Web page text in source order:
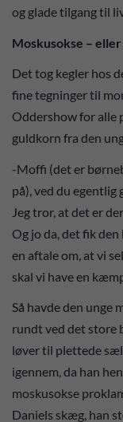
og glade tilgang til
Moskusokse –
Det tog kegler hos
fine tegninger til
Oddershow for alle
guldkorn fra den
-Moffi (det er
på), ved du egentlig
Jeg tror, at det er
Og jo da, det fik
en aftale om, at vi
skal vi have en
Så havde den unge
rundt ved det store
løver til plettede
igennem, da han
moskusokse
Daniels skæg, han